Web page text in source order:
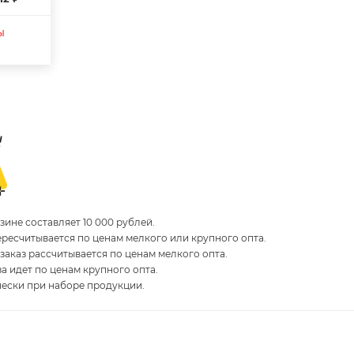
составляет 10 000 рублей.
по ценам мелкого или крупного опта.
рассчитывается по ценам мелкого опта.
идет по ценам крупного опта.
при наборе продукции.